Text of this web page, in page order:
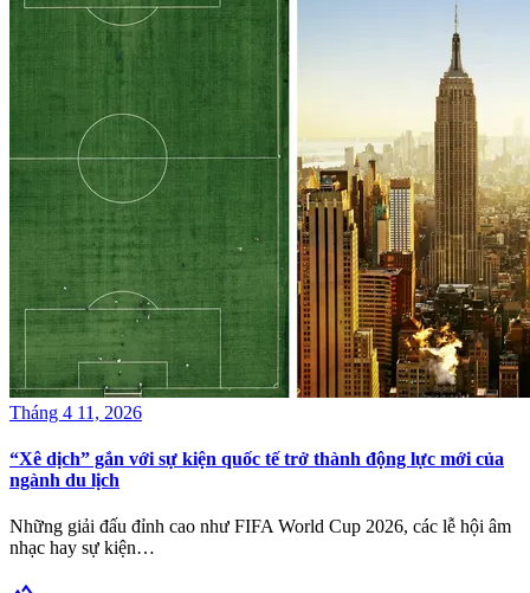
Tháng 4 11, 2026
“Xê dịch” gắn với sự kiện quốc tế trở thành động lực mới của
ngành du lịch
Những giải đấu đỉnh cao như FIFA World Cup 2026, các lễ hội âm
nhạc hay sự kiện…